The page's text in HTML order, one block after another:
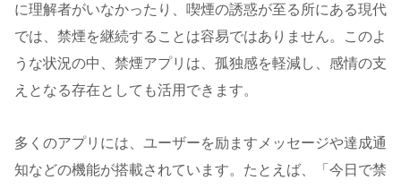
に理解者がいなかったり、喫煙の誘惑が至る所にある現代
では、禁煙を継続することは容易ではありません。このよ
うな状況の中、禁煙アプリは、孤独感を軽減し、感情の支
えとなる存在としても活用できます。
多くのアプリには、ユーザーを励ますメッセージや達成通
知などの機能が搭載されています。たとえば、「今日で禁